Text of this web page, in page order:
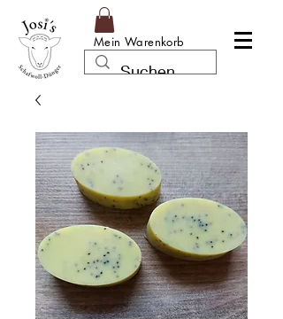
Mein Warenkorb